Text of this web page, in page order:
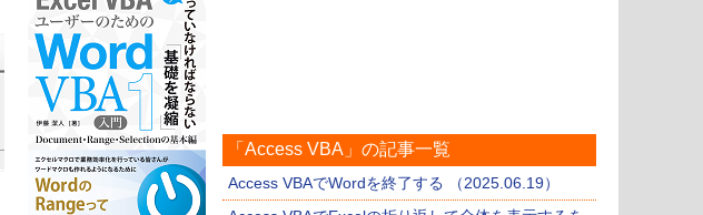
「Access VBA」の記事一覧
Access VBAでWordを終了する （2025.06.19）